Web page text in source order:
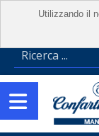
Utilizzando il